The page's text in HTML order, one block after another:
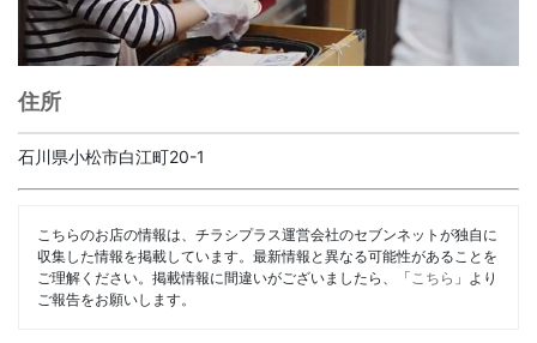
住所
石川県小松市白江町20-1
こちらのお店の情報は、チラシプラス運営会社のセブンネットが独自に
収集した情報を掲載しています。最新情報と異なる可能性があることを
ご理解ください。掲載情報に間違いがございましたら、「 こちら 」より
ご報告をお願いします。